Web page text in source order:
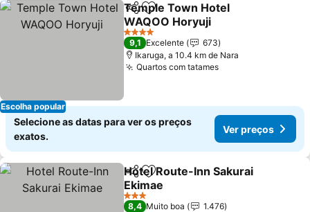
Escolha popular
PartilharAdicionar aos favoritos
Temple Town Hotel
WAQOO Horyuji
Ver preços
4 Estrelas
9,1 Excelente
673
Ikaruga, a 10.4 km de Nara
Quartos com tatamesVer preços
Selecione as datas para ver os preços
exatos.
Ver preços
PartilharAdicionar aos favoritos
Hotel Route-Inn Sakurai
Ekimae
Ver preços
3 Estrelas
8,4 Muito boa
1.476